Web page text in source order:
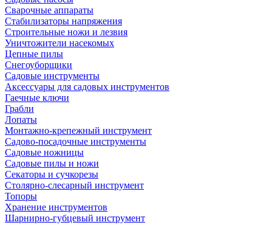
Сварочные аппараты
Стабилизаторы напряжения
Строительные ножи и лезвия
Уничтожители насекомых
Цепные пилы
Снегоуборщики
Садовые инструменты
Аксессуары для садовых инструментов
Гаечные ключи
Грабли
Лопаты
Монтажно-крепежный инструмент
Садово-посадочные инструменты
Садовые ножницы
Садовые пилы и ножи
Секаторы и сучкорезы
Столярно-слесарный инструмент
Топоры
Хранение инструментов
Шарнирно-губцевый инструмент